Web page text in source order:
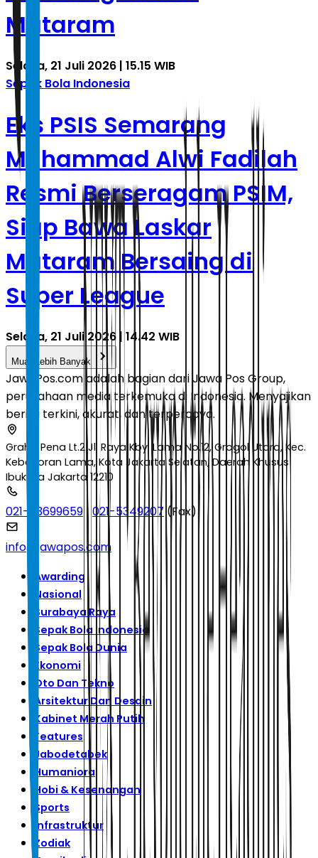
Mataram
Selasa, 21 Juli 2026 | 15.15 WIB
Sepak Bola Indonesia
Eks PSIS Semarang
Muhammad Alwi Fadilah
Resmi Berseragam PSIM,
Siap Bawa Laskar
Mataram Bersaing di
Super League
Selasa, 21 Juli 2026 | 14.42 WIB
Muat Lebih Banyak
JawaPos.com adalah bagian dari Jawa Pos Group,
perusahaan media terkemuka di Indonesia. Menyajikan
berita terkini, akurat, dan terpercaya.
Graha Pena Lt.2 Jl. Raya Kby. Lama No.12, Grogol Utara, Kec.
Kebayoran Lama, Kota Jakarta Selatan, Daerah Khusus
Ibukota Jakarta 12210
021-53699659 | 021-5349207 (Fax)
info@jawapos.com
Awarding
Nasional
Surabaya Raya
Sepak Bola Indonesia
Sepak Bola Dunia
Ekonomi
Oto Dan Tekno
Arsitektur Dan Desain
Kabinet Merah Putih
Features
Jabodetabek
Humaniora
Hobi & Kesenangan
Sports
Infrastruktur
Zodiak